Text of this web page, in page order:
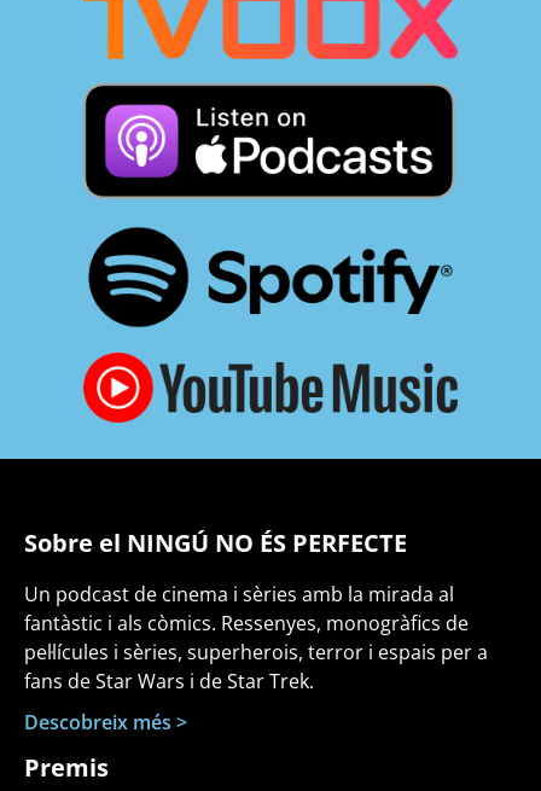
Sobre el NINGÚ NO ÉS PERFECTE
Un podcast de cinema i sèries amb la mirada al
fantàstic i als còmics. Ressenyes, monogràfics de
pel·lícules i sèries, superherois, terror i espais per a
fans de Star Wars i de Star Trek.
Descobreix més >
Premis